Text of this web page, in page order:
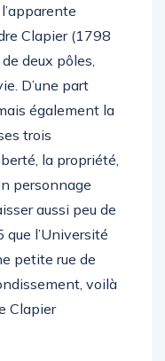
Clapier (1798
deux pôles,
D’une part
également la
trois
la propriété,
personnage
aussi peu de
l’Université
petite rue de
voilà
Clapier